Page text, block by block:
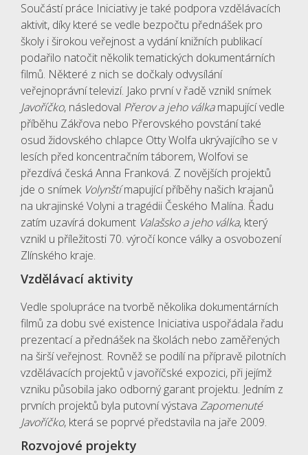
Součástí práce Iniciativy je také podpora vzdělávacích
aktivit, díky které se vedle bezpočtu přednášek pro
školy i širokou veřejnost a vydání knižních publikací
podařilo natočit několik tematických dokumentárních
filmů. Některé z nich se dočkaly odvysílání
veřejnoprávní televizí. Jako první v řadě vznikl snímek
Javoříčko, následoval Přerov a jeho válkamapující vedle
příběhu Zákřova nebo Přerovského povstání také
osud židovského chlapce Otty Wolfa ukrývajícího se v
lesích před koncentračním táborem, Wolfovi se
přezdívá česká Anna Franková. Z novějších projektů
jde o snímek Volynštímapující příběhy našich krajanů
na ukrajinské Volyni a tragédii Českého Malína. Řadu
zatím uzavírá dokument Valašsko a jeho válka, který
vznikl u příležitosti 70. výročí konce války a osvobození
Zlínského kraje.
Vzdělávací aktivity
Vedle spolupráce na tvorbě několika dokumentárních
filmů za dobu své existence Iniciativa uspořádala řadu
prezentací a přednášek na školách nebo zaměřených
na širší veřejnost. Rovněž se podílí na přípravě pilotních
vzdělávacích projektů v javoříčské expozici, při jejímž
vzniku působila jako odborný garant projektu. Jedním z
prvních projektů byla putovní výstava Zapomenuté
Javoříčko, která se poprvé představila na jaře 2009.
Rozvojové projekty